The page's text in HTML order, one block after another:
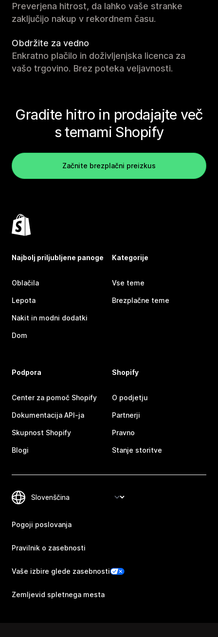
Preverjena hitrost, da lahko vaše stranke
zaključijo nakup v rekordnem času.
Obdržite za vedno
Enkratno plačilo in doživljenjska licenca za
vašo trgovino. Brez poteka veljavnosti.
Gradite hitro in prodajajte več
s temami Shopify
Začnite brezplačni preizkus
Najbolj priljubljene panoge
Oblačila
Lepota
Nakit in modni dodatki
Dom
Kategorije
Vse teme
Brezplačne teme
Podpora
Center za pomoč Shopify
Dokumentacija API-ja
Skupnost Shopify
Blogi
Shopify
O podjetju
Partnerji
Pravno
Stanje storitve
Pogoji poslovanja
Pravilnik o zasebnosti
Vaše izbire glede zasebnosti
Zemljevid spletnega mesta